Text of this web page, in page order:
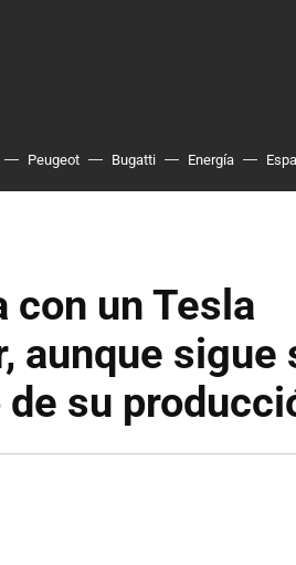
Peugeot Bugatti Energía
con un Tesla
aunque sigue
su